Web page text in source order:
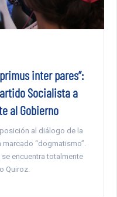
inter pares”:
Socialista a
al Gobierno
al diálogo de la
“dogmatismo”.
encuentra totalmente
Quiroz.